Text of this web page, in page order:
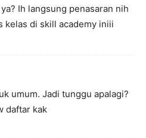
Ih langsung penasaran nih
kelas di skill academy iniii
umum. Jadi tunggu apalagi?
daftar kak